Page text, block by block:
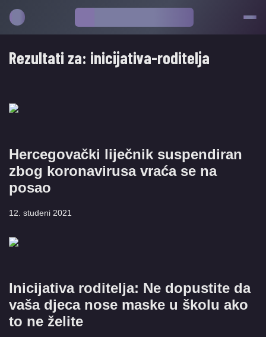
Rezultati za: inicijativa-roditelja
Hercegovački liječnik suspendiran
zbog koronavirusa vraća se na
posao
12. studeni 2021
Inicijativa roditelja: Ne dopustite da
vaša djeca nose maske u školu ako
to ne želite